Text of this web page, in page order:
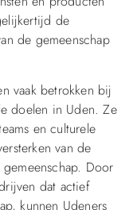
de
de gemeenschap
vaak betrokken bij
doelen in Uden. Ze
en culturele
van de
Door
dat actief
kunnen Udeners